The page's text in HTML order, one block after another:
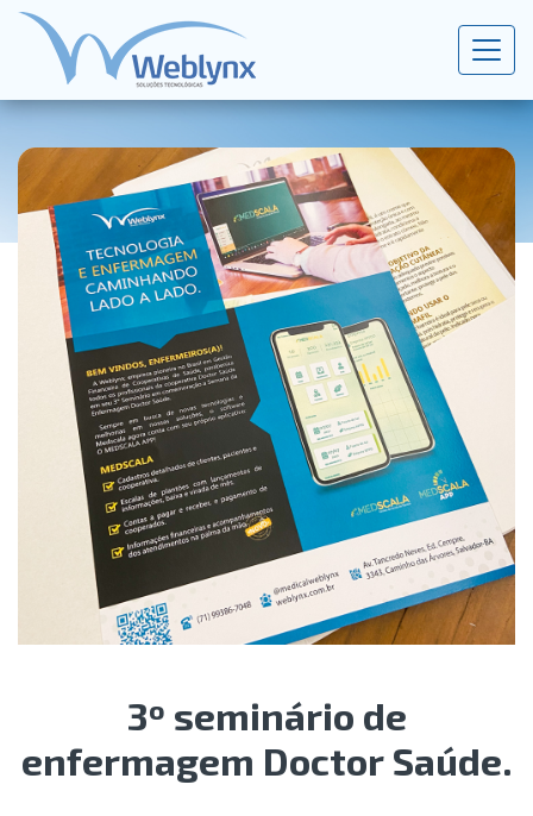
3º seminário de
enfermagem Doctor Saúde.